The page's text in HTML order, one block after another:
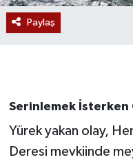
Paylaş
Serinlemek İsterken
Yürek yakan olay,
Deresi mevkiinde
Ekonomi
Gökçebey
GÜNDEM